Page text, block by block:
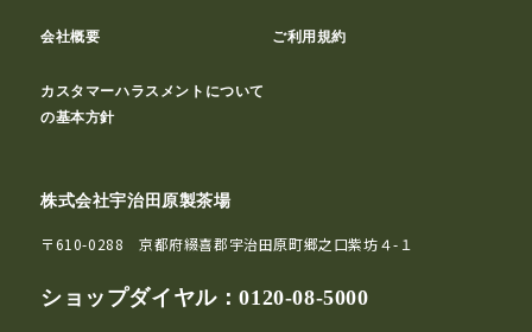
会社概要 ご利用規約
カスタマーハラスメントについて
の基本方針
株式会社宇治田原製茶場
〒610-0288 京都府綴喜郡宇治田原町郷之口紫坊４-１
ショップダイヤル：0120-08-5000